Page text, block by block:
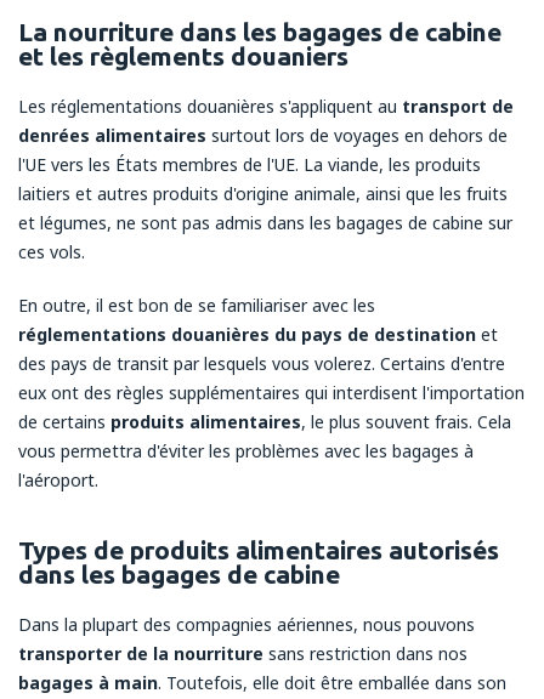
La nourriture dans les bagages de cabine
et les règlements douaniers
Les réglementations douanières s'appliquent au transport de
denrées alimentaires surtout lors de voyages en dehors de
l'UE vers les États membres de l'UE. La viande, les produits
laitiers et autres produits d'origine animale, ainsi que les fruits
et légumes, ne sont pas admis dans les bagages de cabine sur
ces vols.
En outre, il est bon de se familiariser avec les
réglementations douanières du pays de destination et
des pays de transit par lesquels vous volerez. Certains d'entre
eux ont des règles supplémentaires qui interdisent l'importation
de certains produits alimentaires, le plus souvent frais. Cela
vous permettra d'éviter les problèmes avec les bagages à
l'aéroport.
Types de produits alimentaires autorisés
dans les bagages de cabine
Dans la plupart des compagnies aériennes, nous pouvons
transporter de la nourriture sans restriction dans nos
bagages à main. Toutefois, elle doit être emballée dans son